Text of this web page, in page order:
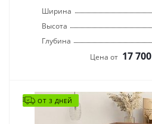
Ширина
Высота
Глубина
Цена от 17 700
ОТ 3 ДНЕЙ